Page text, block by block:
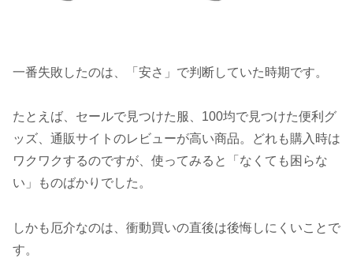
一番失敗したのは、「安さ」で判断していた時期です。
たとえば、セールで見つけた服、100均で見つけた便利グ
ッズ、通販サイトのレビューが高い商品。どれも購入時は
ワクワクするのですが、使ってみると「なくても困らな
い」ものばかりでした。
しかも厄介なのは、衝動買いの直後は後悔しにくいことで
す。